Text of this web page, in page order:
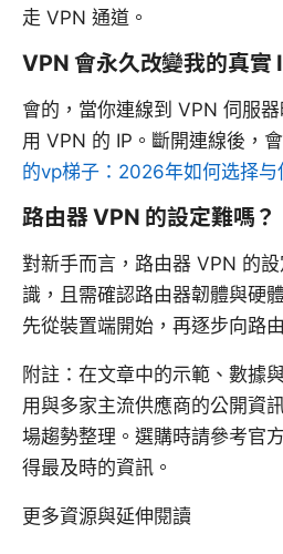
走 VPN 通道。
VPN 會永久改變我的真實
會的，當你連線到 VPN 伺服
用 VPN 的 IP。斷開連線後，
的vp梯子：2026年如何选择与
路由器 VPN 的設定難嗎？
對新手而言，路由器 VPN 的
識，且需確認路由器韌體與硬
先從裝置端開始，再逐步向路
附註：在文章中的示範、數據
用與多家主流供應商的公開資
場趨勢整理。選購時請參考官
得最及時的資訊。
更多資源與延伸閱讀